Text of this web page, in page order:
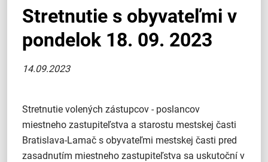
Stretnutie s obyvateľmi v
pondelok 18. 09. 2023
14.09.2023
Stretnutie volených zástupcov - poslancov
miestneho zastupiteľstva a starostu mestskej časti
Bratislava-Lamač s obyvateľmi mestskej časti pred
zasadnutím miestneho zastupiteľstva sa uskutoční v